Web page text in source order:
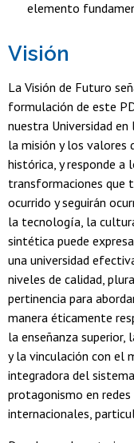
elemento
Visión
La Visión de Futuro
formulación de este
nuestra Universidad en
la misión y los valores
histórica, y responde a
transformaciones que
ocurrido y seguirán
la tecnología, la
sintética puede
una universidad
niveles de calidad,
pertinencia para
manera éticamente
la enseñanza superior,
y la vinculación con el
integradora del
protagonismo en
internacionales,